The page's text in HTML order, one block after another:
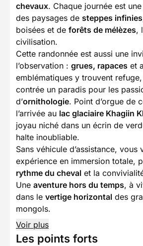
chevaux. Chaque journée est
des paysages de steppes infinies
boisées et de forêts de mélèzes,
civilisation.
Cette randonnée est aussi une
l’observation : grues, rapaces et
emblématiques y trouvent
contrée un paradis pour les
d’ornithologie. Point d’orgue de
l’arrivée au lac glaciaire Khagiin
joyau niché dans un écrin de
halte inoubliable.
Sans véhicule d’assistance, vous
expérience en immersion totale,
rythme du cheval et la
Une aventure hors du temps, à
dans le vertige horizontal des
mongols.
Voir plus
Les points forts